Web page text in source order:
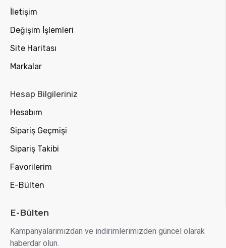
İletişim
Değişim İşlemleri
Site Haritası
Markalar
Hesap Bilgileriniz
Hesabım
Sipariş Geçmişi
Sipariş Takibi
Favorilerim
E-Bülten
E-Bülten
Kampanyalarımızdan ve indirimlerimizden güncel olarak
haberdar olun.